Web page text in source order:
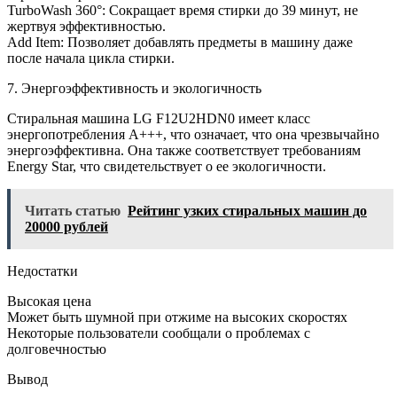
TurboWash 360°: Сокращает время стирки до 39 минут, не
жертвуя эффективностью.
Add Item: Позволяет добавлять предметы в машину даже
после начала цикла стирки.
7. Энергоэффективность и экологичность
Стиральная машина LG F12U2HDN0 имеет класс
энергопотребления A+++, что означает, что она чрезвычайно
энергоэффективна. Она также соответствует требованиям
Energy Star, что свидетельствует о ее экологичности.
Читать статью Рейтинг узких стиральных машин до
20000 рублей
Недостатки
Высокая цена
Может быть шумной при отжиме на высоких скоростях
Некоторые пользователи сообщали о проблемах с
долговечностью
Вывод